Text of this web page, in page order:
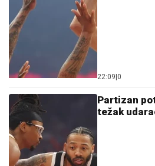
22:09 0
Partizan
težak